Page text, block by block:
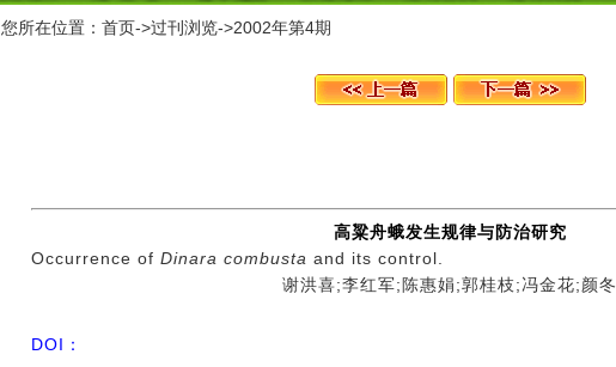
您所在位置： 首页->过刊浏览->2002年第4期
高粱舟蛾发生规律与防治研究
Occurrence of Dinara combusta and its control.
谢洪喜;李红军;陈惠娟;郭桂枝;冯金花;颜冬
DOI：